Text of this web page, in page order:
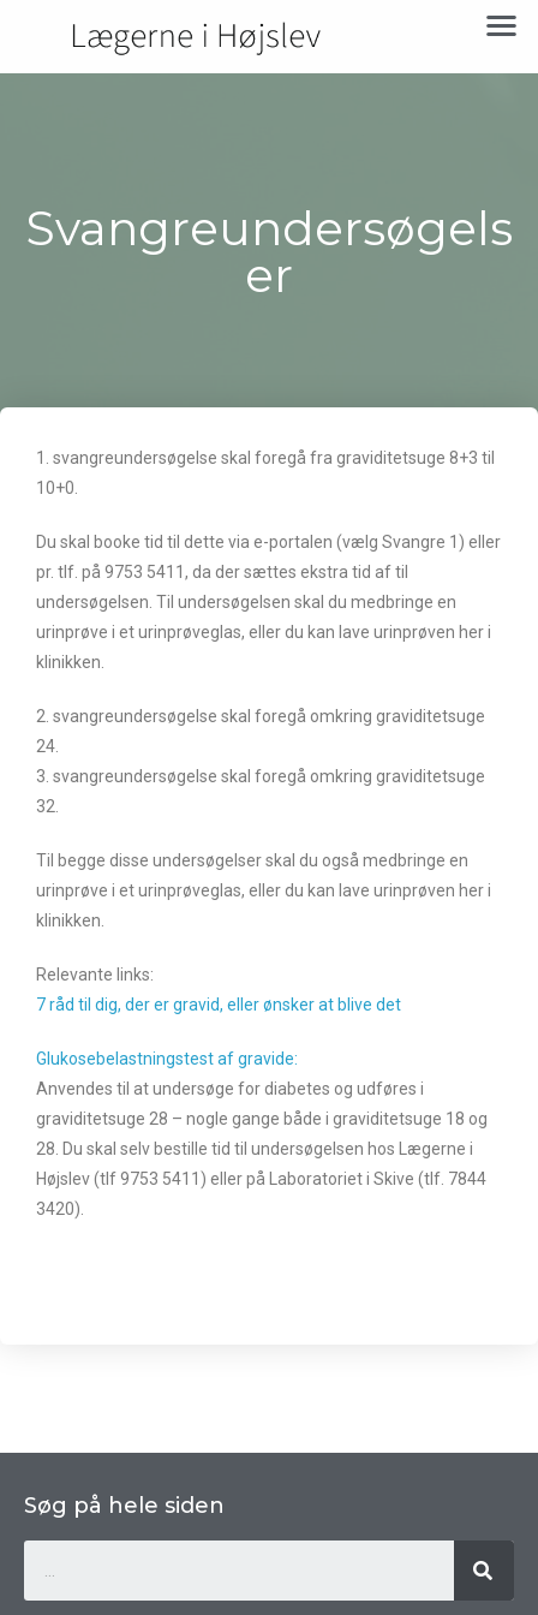
Svangreundersøgels
er
1. svangreundersøgelse skal foregå fra graviditetsuge 8+3 til
10+0.
Du skal booke tid til dette via e-portalen (vælg Svangre 1) eller
pr. tlf. på 9753 5411, da der sættes ekstra tid af til
undersøgelsen. Til undersøgelsen skal du medbringe en
urinprøve i et urinprøveglas, eller du kan lave urinprøven her i
klinikken.
2. svangreundersøgelse skal foregå omkring graviditetsuge
24.
3. svangreundersøgelse skal foregå omkring graviditetsuge
32.
Til begge disse undersøgelser skal du også medbringe en
urinprøve i et urinprøveglas, eller du kan lave urinprøven her i
klinikken.
Relevante links:
7 råd til dig, der er gravid, eller ønsker at blive det
Glukosebelastningstest af gravide:
Anvendes til at undersøge for diabetes og udføres i
graviditetsuge 28 – nogle gange både i graviditetsuge 18 og
28. Du skal selv bestille tid til undersøgelsen hos Lægerne i
Højslev (tlf 9753 5411) eller på Laboratoriet i Skive (tlf. 7844
3420).
Søg på hele siden